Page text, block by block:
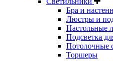
Бра и
Люстры и
Настольные
Подсветка
Потолочные
Торшеры